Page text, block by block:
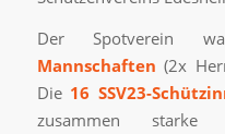
Der Spotverein
Mannschaften (2x
Die 16 SSV23-
zusammen starke